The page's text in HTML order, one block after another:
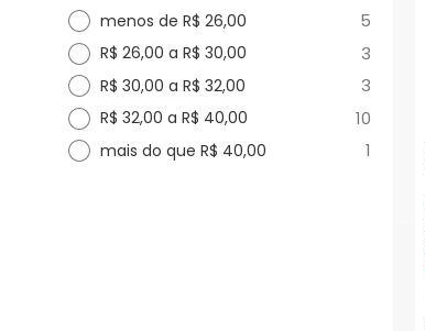
menos de R$ 26,00 5
R$ 26,00 a R$ 30,00 3
R$ 30,00 a R$ 32,00 3
R$ 32,00 a R$ 40,00 10
mais do que R$ 40,00 1